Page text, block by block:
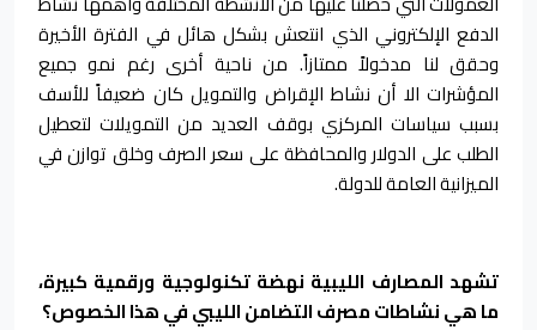
الدفع الإلكتروني الذي انتعش بشكل هائل في الفترة الأخيرة
وحقق لنا مدخولاً ممتازاً. من ناحية أخرى رغم نمو جميع
المؤشرات الا أن نشاط الإقراض والتمويل كان ضعيفاً للأسف
بسبب سياسات المركزي بوقف العديد من التمويلات لتعطيل
الطلب على الدولار والمحافظة على سعر الصرف وخلق توازن في
الميزانية العامة للدولة.
تشهد المصارف الليبية نهضة تكنولوجية ورقمية كبيرة،
ما هي نشاطات مصرف التضامن الليبي في هذا الخصوص؟